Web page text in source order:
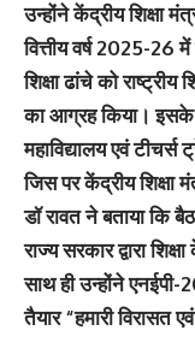
उन्होंने केंद्रीय शिक्षा
वित्तीय वर्ष 2025-26
शिक्षा ढांचे को
का आग्रह किया। इसके
महाविद्यालय एवं
जिस पर केंद्रीय शिक्षा
डॉ रावत ने बताया कि
राज्य सरकार द्वारा
साथ ही उन्होंने एनईपी-
तैयार “हमारी विरासत